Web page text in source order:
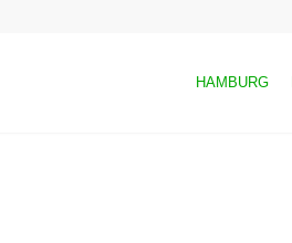
HAMBURG